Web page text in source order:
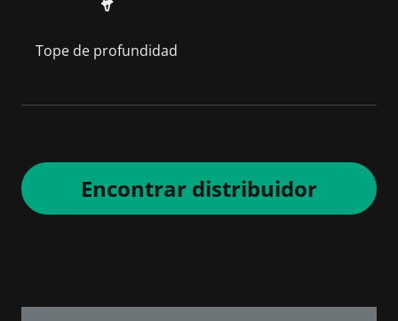
Tope de profundidad
Encontrar distribuidor